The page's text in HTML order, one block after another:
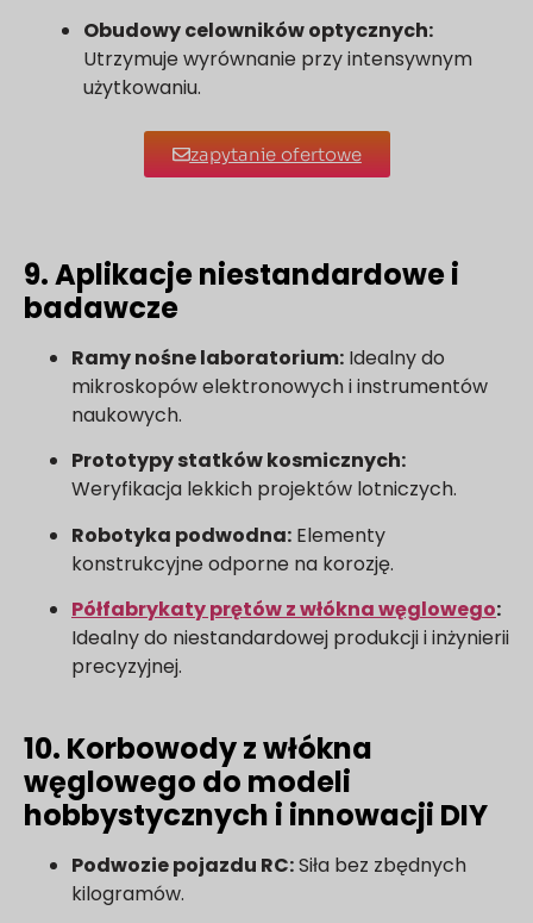
Obudowy celowników optycznych:
Utrzymuje wyrównanie przy intensywnym
użytkowaniu.
zapytanie ofertowe
9. Aplikacje niestandardowe i
badawcze
Ramy nośne laboratorium: Idealny do
mikroskopów elektronowych i instrumentów
naukowych.
Prototypy statków kosmicznych:
Weryfikacja lekkich projektów lotniczych.
Robotyka podwodna: Elementy
konstrukcyjne odporne na korozję.
Półfabrykaty prętów z włókna węglowego:
Idealny do niestandardowej produkcji i inżynierii
precyzyjnej.
10. Korbowody z włókna
węglowego do modeli
hobbystycznych i innowacji DIY
Podwozie pojazdu RC:Siła bez zbędnych
kilogramów.